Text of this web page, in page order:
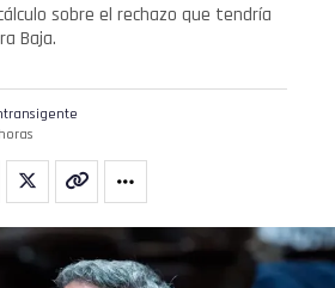
sobre el rechazo que tendría
Baja.